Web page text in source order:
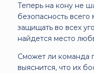
Теперь на кону не
безопасность
защищать во всех
найдется место
Сможет ли команда
выяснится, что их